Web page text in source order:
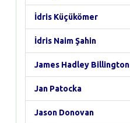
İdris Küçükömer
İdris Naim Şahin
James Hadley Billington
Jan Patocka
Jason Donovan